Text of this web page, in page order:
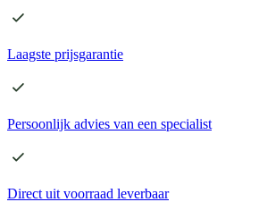
Laagste prijsgarantie
Persoonlijk advies van een specialist
Direct uit voorraad leverbaar